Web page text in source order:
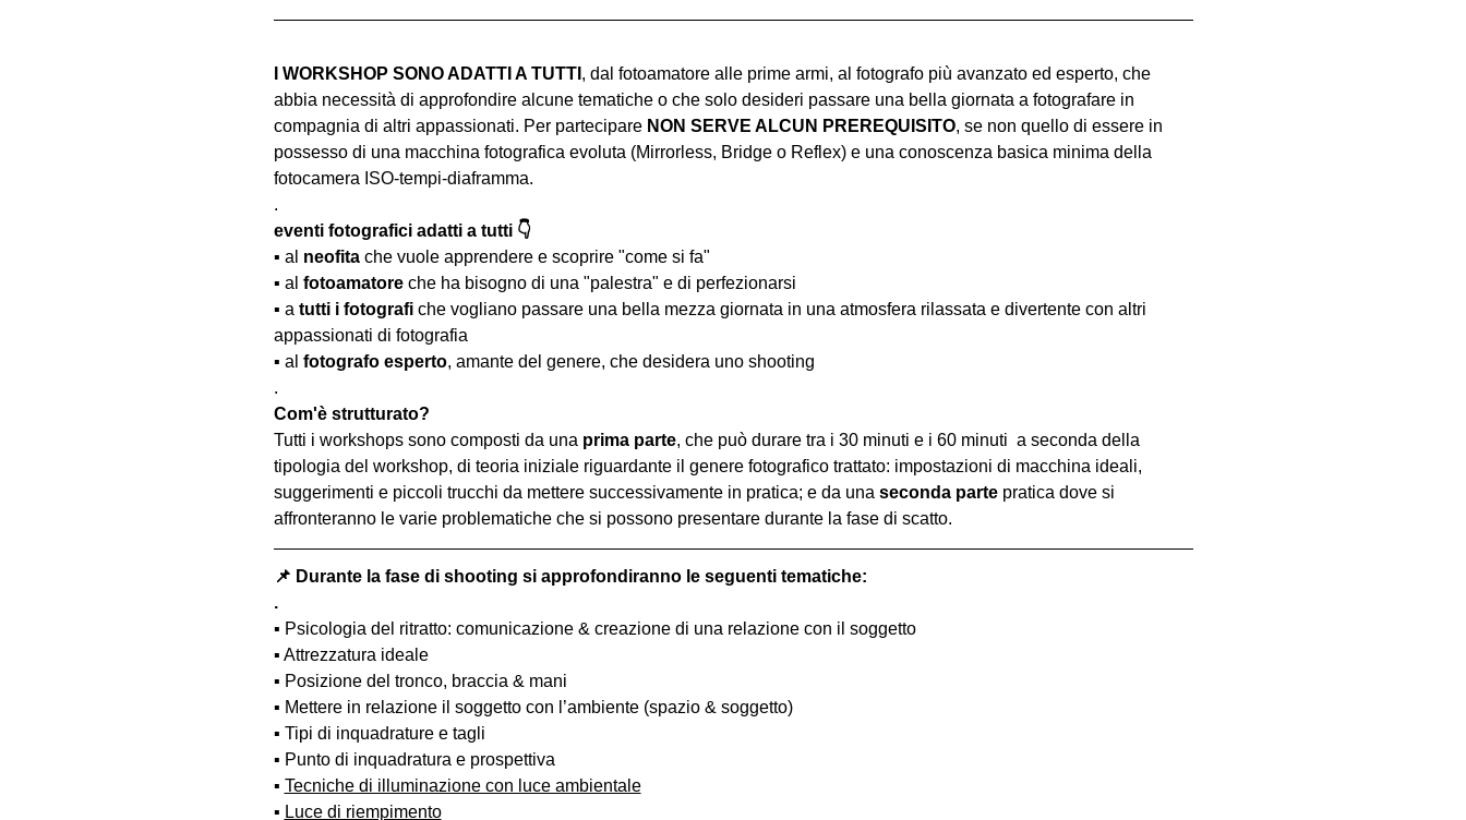
I WORKSHOP SONO ADATTI A TUTTI , dal fotoamatore alle prime armi, al fotografo più avanzato ed esperto, che
abbia necessità di approfondire alcune tematiche o che solo desideri passare una bella giornata a fotografare in
compagnia di altri appassionati. Per partecipare NON SERVE ALCUN PREREQUISITO, se non quello di essere in
possesso di una macchina fotografica evoluta (Mirrorless, Bridge o Reflex) e una conoscenza basica minima della
fotocamera ISO-tempi-diaframma.
.
eventi fotografici adatti a tutti 👇
▪️ al neofita che vuole apprendere e scoprire "come si fa"
▪️ al fotoamatore che ha bisogno di una "palestra" e di perfezionarsi
▪️ a tutti i fotografi che vogliano passare una bella mezza giornata in una atmosfera rilassata e divertente con altri
appassionati di fotografia
▪️ al fotografo esperto, amante del genere, che desidera uno shooting
.
Com'è strutturato?
Tutti i workshops sono composti da una prima parte, che può durare tra i 30 minuti e i 60 minuti  a seconda della
tipologia del workshop, di teoria iniziale riguardante il genere fotografico trattato: impostazioni di macchina ideali,
suggerimenti e piccoli trucchi da mettere successivamente in pratica; e da una seconda parte pratica dove si
affronteranno le varie problematiche che si possono presentare durante la fase di scatto.
📌 Durante la fase di shooting si approfondiranno le seguenti tematiche:
.
▪️ Psicologia del ritratto: comunicazione & creazione di una relazione con il soggetto
▪️ Attrezzatura ideale
▪️ Posizione del tronco, braccia & mani
▪️ Mettere in relazione il soggetto con l’ambiente (spazio & soggetto)
▪️ Tipi di inquadrature e tagli
▪️ Punto di inquadratura e prospettiva
▪️ Tecniche di illuminazione con luce ambientale
▪️ Luce di riempimento